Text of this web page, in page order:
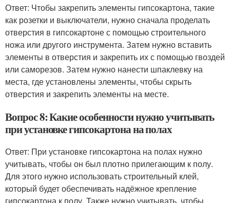
Ответ: Чтобы закрепить элементы гипсокартона, такие
как розетки и выключатели, нужно сначала проделать
отверстия в гипсокартоне с помощью строительного
ножа или другого инструмента. Затем нужно вставить
элементы в отверстия и закрепить их с помощью гвоздей
или саморезов. Затем нужно нанести шпаклевку на
места, где установлены элементы, чтобы скрыть
отверстия и закрепить элементы на месте.
Вопрос 8: Какие особенности нужно учитывать
при установке гипсокартона на полах
Ответ: При установке гипсокартона на полах нужно
учитывать, чтобы он был плотно прилегающим к полу.
Для этого нужно использовать строительный клей,
который будет обеспечивать надёжное крепление
гипсокартона к полу. Также нужно учитывать, чтобы